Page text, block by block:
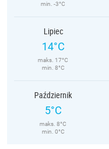
min. -3°C
Lipiec
14°C
maks. 17°C
min. 8°C
Październik
5°C
maks. 8°C
min. 0°C